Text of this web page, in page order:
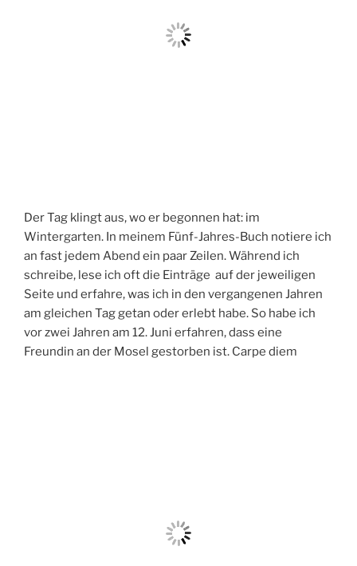
Der Tag klingt aus, wo er begonnen hat: im
Wintergarten. In meinem Fünf-Jahres-Buch notiere ich
an fast jedem Abend ein paar Zeilen. Während ich
schreibe, lese ich oft die Einträge auf der jeweiligen
Seite und erfahre, was ich in den vergangenen Jahren
am gleichen Tag getan oder erlebt habe. So habe ich
vor zwei Jahren am 12. Juni erfahren, dass eine
Freundin an der Mosel gestorben ist. Carpe diem